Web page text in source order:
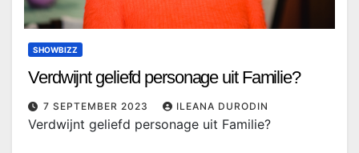
SHOWBIZZ
Verdwijnt geliefd personage uit Familie?
7 SEPTEMBER 2023 ILEANA DURODIN
Verdwijnt geliefd personage uit Familie?